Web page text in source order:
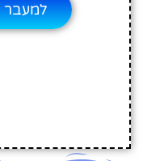
למעבר